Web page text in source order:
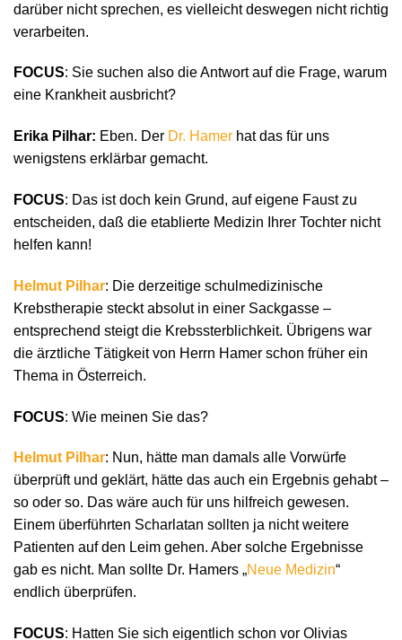
darüber nicht sprechen, es vielleicht deswegen nicht richtig
verarbeiten.
FOCUS: Sie suchen also die Antwort auf die Frage, warum
eine Krankheit ausbricht?
Erika Pilhar: Eben. Der Dr. Hamer hat das für uns
wenigstens erklärbar gemacht.
FOCUS: Das ist doch kein Grund, auf eigene Faust zu
entscheiden, daß die etablierte Medizin Ihrer Tochter nicht
helfen kann!
Helmut Pilhar: Die derzeitige schulmedizinische
Krebstherapie steckt absolut in einer Sackgasse –
entsprechend steigt die Krebssterblichkeit. Übrigens war
die ärztliche Tätigkeit von Herrn Hamer schon früher ein
Thema in Österreich.
FOCUS: Wie meinen Sie das?
Helmut Pilhar: Nun, hätte man damals alle Vorwürfe
überprüft und geklärt, hätte das auch ein Ergebnis gehabt –
so oder so. Das wäre auch für uns hilfreich gewesen.
Einem überführten Scharlatan sollten ja nicht weitere
Patienten auf den Leim gehen. Aber solche Ergebnisse
gab es nicht. Man sollte Dr. Hamers „Neue Medizin“
endlich überprüfen.
FOCUS: Hatten Sie sich eigentlich schon vor Olivias